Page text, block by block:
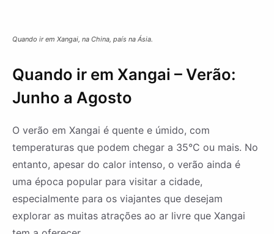
Quando ir em Xangai, na China, país na Ásia.
Quando ir em Xangai – Verão:
Junho a Agosto
O verão em Xangai é quente e úmido, com
temperaturas que podem chegar a 35°C ou mais. No
entanto, apesar do calor intenso, o verão ainda é
uma época popular para visitar a cidade,
especialmente para os viajantes que desejam
explorar as muitas atrações ao ar livre que Xangai